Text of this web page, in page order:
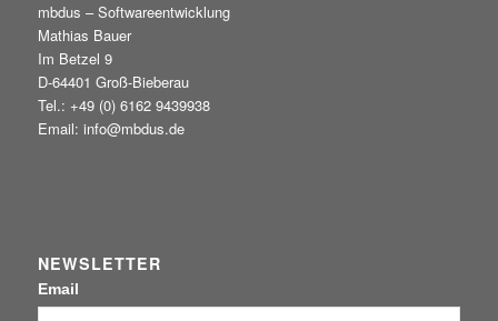
mbdus – Softwareentwicklung
Mathias Bauer
Im Betzel 9
D-64401 Groß-Bieberau
Tel.: +49 (0) 6162 9439938
Email: info@mbdus.de
NEWSLETTER
Email